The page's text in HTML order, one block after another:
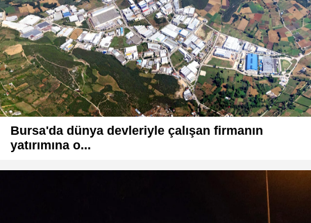
Bursa'da dünya devleriyle çalışan firmanın
yatırımına o...